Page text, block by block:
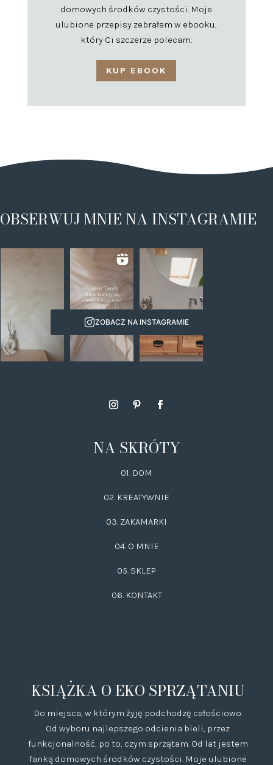
domowych środków czystości. Moje
ulubione przepisy zebrałam w ebooku,
który Ci szczerze polecam.
KUP EBOOK
OBSERWUJ MNIE NA INSTAGRAMIE
ZOBACZ NA INSTAGRAMIE
NA SKRÓTY
01. DOM
02. KREATYWNIE
03. ZAKAMARKI
04. O MNIE
05. SKLEP
06. KONTAKT
KSIĄŻKA O EKO SPRZĄTANIU
Do miejsca, w którym żyję podchodzę całościowo.
Od wyboru najlepszego odcienia bieli, przez
funkcjonalność, po to, czym sprzątam. Od lat jestem
fanką domowych środków czystości. Moje ulubione